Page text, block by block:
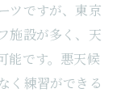
ツですが、東京
施設が多く、天
能です。悪天候
く練習ができる